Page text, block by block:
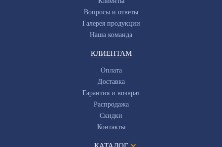
Вопросы и ответы
Галерея продукции
Наша команда
КЛИЕНТАМ
Оплата
Доставка
Гарантия и возврат
Распродажа
Скидки
Контакты
КАТАЛОГ